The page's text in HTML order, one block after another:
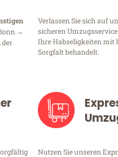
→
der
Verlassen Sie sich auf
sicheren
Ihre Habseligkeiten mit
Sorgfalt behandelt.
Nutzen Sie unseren